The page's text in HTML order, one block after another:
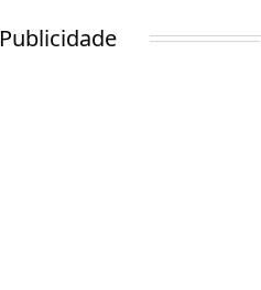
Publicidade